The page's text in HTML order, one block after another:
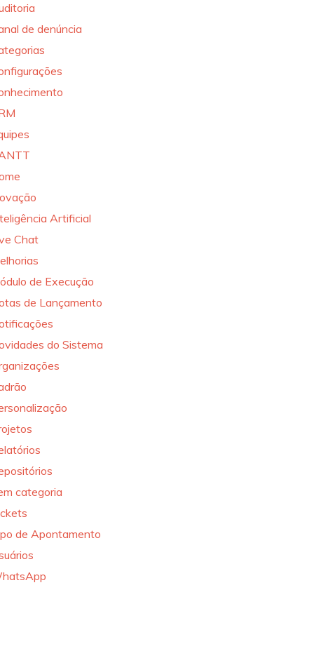
de denúncia
Artificial
Chat
de Execução
de Lançamento
do Sistema
categoria
de Apontamento